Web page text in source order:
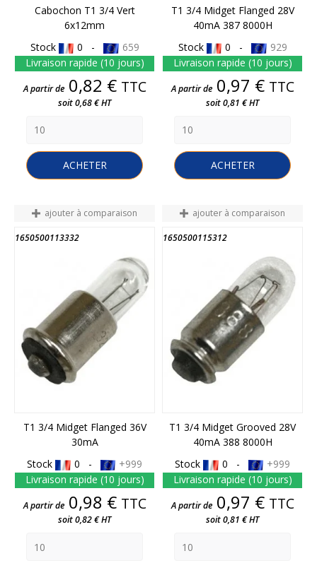
Cabochon T1 3/4 Vert
6x12mm
Stock
0 -
659
Livraison rapide (10 jours)
Prix
A partir de 0,82 € TTC
soit 0,68 € HT
ACHETER
T1 3/4 Midget Flanged 28V
40mA 387 8000H
Stock
0 -
929
Livraison rapide (10 jours)
Prix
A partir de 0,97 € TTC
soit 0,81 € HT
ACHETER
ajouter à comparaison
1650500113332
T1 3/4 Midget Flanged 36V
30mA
Stock
0 -
+999
Livraison rapide (10 jours)
Prix
A partir de 0,98 € TTC
soit 0,82 € HT
ajouter à comparaison
1650500115312
T1 3/4 Midget Grooved 28V
40mA 388 8000H
Stock
0 -
+999
Livraison rapide (10 jours)
Prix
A partir de 0,97 € TTC
soit 0,81 € HT